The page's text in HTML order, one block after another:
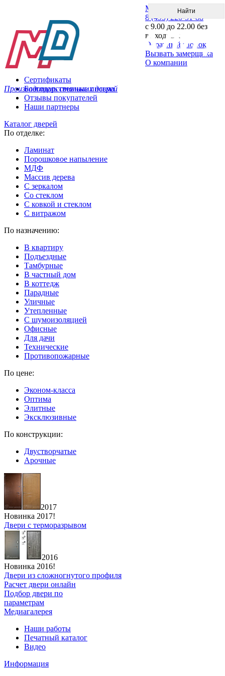
Производитель стальных дверей
Меню
8 (495) 220-51-88
с 9.00 до 22.00 без
выходных
Обратный звонок
Вызвать замерщика
О компании
Сертификаты
Благодарственные письма
Отзывы покупателей
Наши партнеры
Каталог дверей
По отделке:
Ламинат
Порошковое напыление
МДФ
Массив дерева
С зеркалом
Со стеклом
С ковкой и стеклом
С витражом
По назначению:
В квартиру
Подъездные
Тамбурные
В частный дом
В коттедж
Парадные
Уличные
Утепленные
C шумоизоляцией
Офисные
Для дачи
Технические
Противопожарные
По цене:
Эконом-класса
Оптима
Элитные
Эксклюзивные
По конструкции:
Двустворчатые
Арочные
2017
Новинка 2017!
Двери с терморазрывом
2016
Новинка 2016!
Двери из сложногнутого профиля
Расчет двери онлайн
Подбор двери по
параметрам
Медиагалерея
Наши работы
Печатный каталог
Видео
Информация